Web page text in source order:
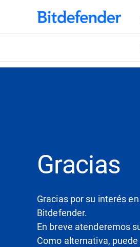
Gracias
Gracias por su interés
Bitdefender.
En breve atenderemos
Como alternativa,